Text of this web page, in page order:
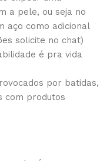
a pele, ou seja no
aço como adicional
solicite no chat)
é pra vida
por batidas,
com produtos